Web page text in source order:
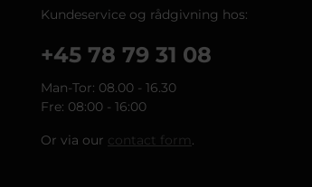
Kundeservice og rådgivning hos:
+45 78 79 31 08
Man-Tor: 08.00 - 16.30
Fre: 08:00 - 16:00
Or via our contact form .